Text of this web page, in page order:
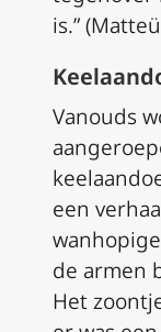
is.”
Vanouds
een
de armen
Het